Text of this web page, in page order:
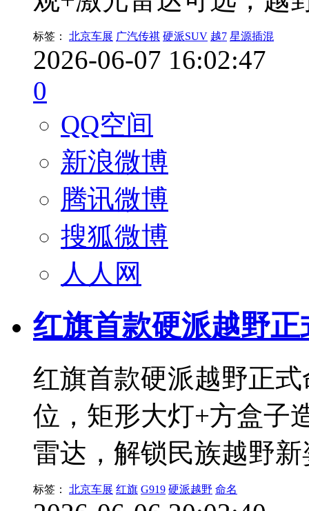
标签： 北京车展 广汽传祺 硬派SUV 越7 星源插混
2026-06-07 16:02:47
0
QQ空间
新浪微博
腾讯微博
搜狐微博
人人网
红旗首款硬派越野正
红旗首款硬派越野正
位，矩形大灯+方盒子
雷达，解锁民族越野
标签： 北京车展 红旗 G919 硬派越野 命名